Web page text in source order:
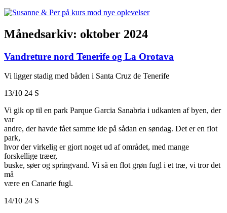
Månedsarkiv: oktober 2024
Vandreture nord Tenerife og La Orotava
Vi ligger stadig med båden i Santa Cruz de Tenerife
13/10 24 S
Vi gik op til en park Parque Garcia Sanabria i udkanten af byen, der
var
andre, der havde fået samme ide på sådan en søndag. Det er en flot
park,
hvor der virkelig er gjort noget ud af området, med mange
forskellige træer,
buske, søer og springvand. Vi så en flot grøn fugl i et træ, vi tror det
må
være en Canarie fugl.
14/10 24 S